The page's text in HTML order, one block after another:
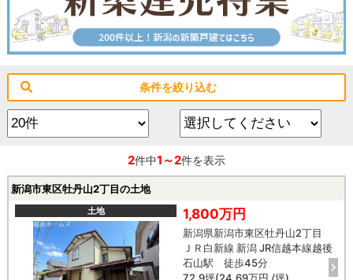
条件を絞り込む
2件中1～2件を表示
新潟市東区牡丹山2丁目の土地
土地 1,800万円
新潟県新潟市東区牡丹山2丁目
ＪＲ白新線 新潟 JR信越本線越後
石山駅 徒歩45分
72.9坪(24.69万円 /坪)